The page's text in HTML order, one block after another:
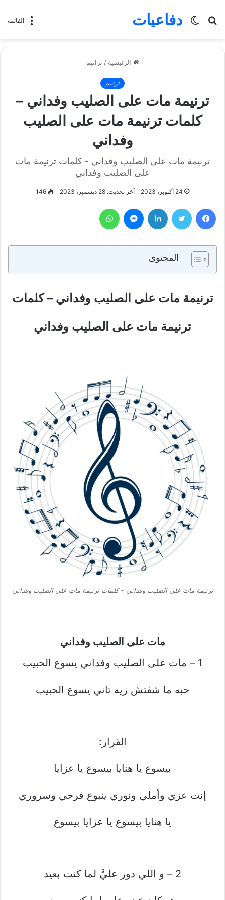
القائمة دفاعيات
بحث
الوضع
الرئيسية / ترانيم
ترانيم
ترنيمة مات على الصليب وفداني –
كلمات ترنيمة مات على الصليب
وفداني
ترنيمة مات على الصليب وفداني - كلمات ترنيمة مات
على الصليب وفداني
24 أكتوبر، 2023 آخر تحديث: 28 ديسمبر، 2023 146
فيسبوك تويتر لينكدإن ماسنجر
المحتوى
ترنيمة مات على الصليب وفداني – كلمات
ترنيمة مات على الصليب وفداني
ترنيمة مات على الصليب وفداني – كلمات ترنيمة مات على الصليب وفداني
مات على الصليب وفداني
1 – مات على الصليب وفداني يسوع الحبيب
حبه ما شفتش زيه تاني يسوع الحبيب
القرار:
بيسوع يا هنايا بيسوع يا عزايا
إنت عزي وأملي ونوري ينبوع فرحي وسروري
يا هنايا بيسوع يا عزايا بيسوع
2 – و اللي دور عليَّ لما كنت بعيد